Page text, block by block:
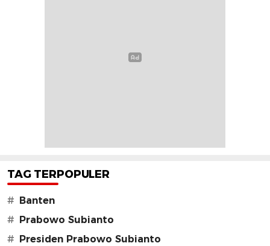
TAG TERPOPULER
#
Banten
#
Prabowo Subianto
#
Presiden Prabowo Subianto